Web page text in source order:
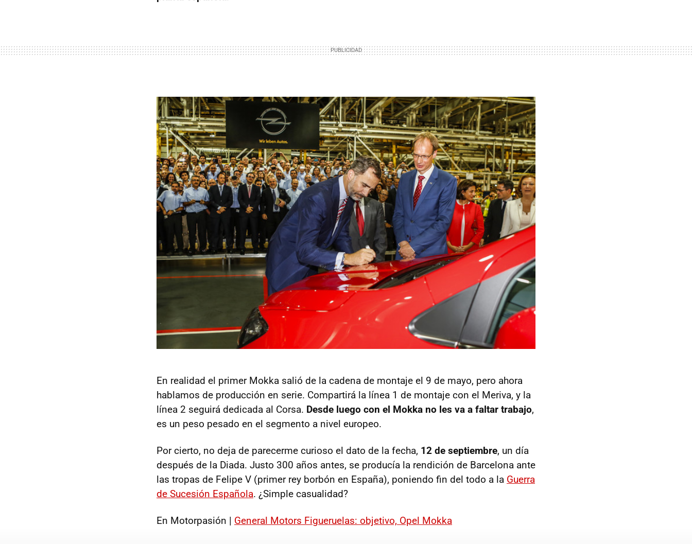
En realidad el primer Mokka salió de la cadena de montaje el 9 de mayo, pero ahora
hablamos de producción en serie. Compartirá la línea 1 de montaje con el Meriva, y la
línea 2 seguirá dedicada al Corsa. Desde luego con el Mokka no les va a faltar trabajo,
es un peso pesado en el segmento a nivel europeo.
Por cierto, no deja de parecerme curioso el dato de la fecha, 12 de septiembre, un día
después de la Diada. Justo 300 años antes, se producía la rendición de Barcelona ante
las tropas de Felipe V (primer rey borbón en España), poniendo fin del todo a la Guerra
de Sucesión Española. ¿Simple casualidad?
En Motorpasión | General Motors Figueruelas: objetivo, Opel Mokka